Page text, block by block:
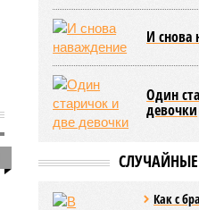
И снова
Один
девочки
СЛУЧАЙНЫЕ
Как с